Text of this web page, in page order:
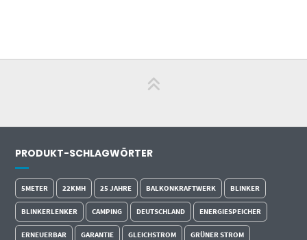
PRODUKT-SCHLAGWÖRTER
5METER 22KMH 25 JAHRE BALKONKRAFTWERK BLINKER
BLINKERLENKER CAMPING DEUTSCHLAND ENERGIESPEICHER
ERNEUERBAR GARANTIE GLEICHSTROM GRÜNER STROM